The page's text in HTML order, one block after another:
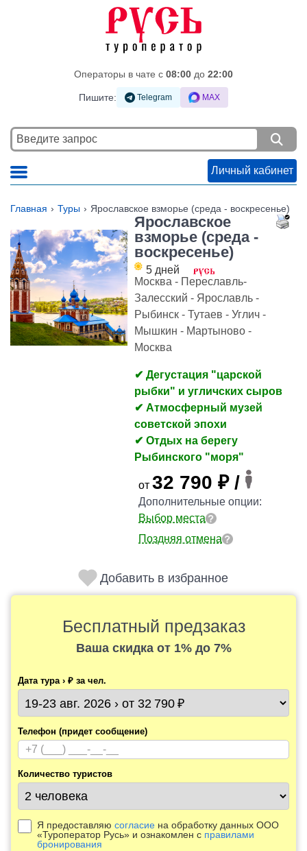
Операторы в чате c 08:00 до 22:00
Пишите: Telegram MAX
Личный кабинет
Главная Туры Ярославское взморье (среда - воскресенье)
Ярославское
взморье (среда -
воскресенье)
5 дней
Москва - Переславль-
Залесский - Ярославль -
Рыбинск - Тутаев - Углич -
Мышкин - Мартыново -
Москва
✔ Дегустация "царской
рыбки" и угличских сыров
✔ Атмосферный музей
советской эпохи
✔ Отдых на берегу
Рыбинского "моря"
от32 790 ₽ /
Дополнительные опции:
Выбор места
Поздняя отмена
Добавить в избранное
Бесплатный предзаказ
Ваша скидка от 1% до 7%
Дата тура › ₽ за чел.
Телефон (придет сообщение)
Количество туристов
Я предоставляю согласие на обработку данных ООО
«Туроператор Русь» и ознакомлен с правилами
бронирования